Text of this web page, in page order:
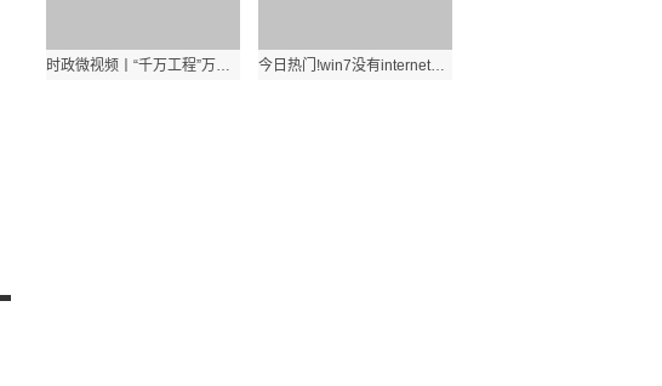
时政微视频丨“千万工程”万千气象 天天热门 今日热门!win7没有internet信息服务_在Win7的 设置启用 ldquo 网络发现 rdquo 并保存修改了后 又自动调回 ldquo 关闭